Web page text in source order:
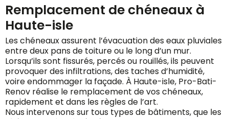
Remplacement de chéneaux à
Haute-isle
Les chéneaux assurent l’évacuation des eaux pluviales
entre deux pans de toiture ou le long d’un mur.
Lorsqu’ils sont fissurés, percés ou rouillés, ils peuvent
provoquer des infiltrations, des taches d’humidité,
voire endommager la façade. À Haute-isle, Pro-Bati-
Renov réalise le remplacement de vos chéneaux,
rapidement et dans les règles de l’art.
Nous intervenons sur tous types de bâtiments, que les